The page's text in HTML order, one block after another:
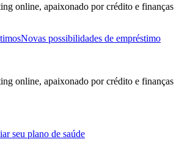
online, apaixonado por crédito e finanças
Novas possibilidades de empréstimo
online, apaixonado por crédito e finanças
seu plano de saúde